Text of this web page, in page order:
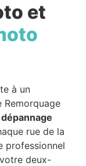
et
à un
Remorquage
dépannage
rue de la
professionnel
deux-